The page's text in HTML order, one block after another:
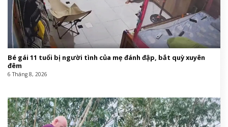
Bé gái 11 tuổi bị người tình của mẹ đánh đập, bắt quỳ xuyên
đêm
6 Tháng 8, 2026